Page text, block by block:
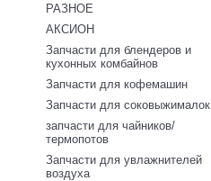
РАЗНОЕ
АКСИОН
Запчасти для блендеров и
кухонных комбайнов
Запчасти для кофемашин
Запчасти для соковыжималок
запчасти для чайников/
термопотов
Запчасти для увлажнителей
воздуха